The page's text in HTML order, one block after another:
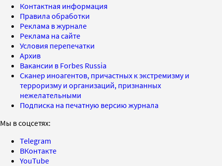
Контактная информация
Правила обработки
Реклама в журнале
Реклама на сайте
Условия перепечатки
Архив
Вакансии в Forbes Russia
Сканер иноагентов, причастных к экстремизму и
терроризму и организаций, признанных
нежелательными
Подписка на печатную версию журнала
Мы в соцсетях:
Telegram
ВКонтакте
YouTube